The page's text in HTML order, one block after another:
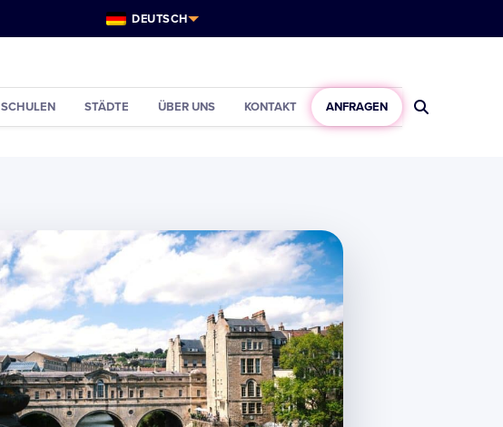
DEUTSCH
SCHULEN STÄDTE ÜBER UNS KONTAKT ANFRAGEN